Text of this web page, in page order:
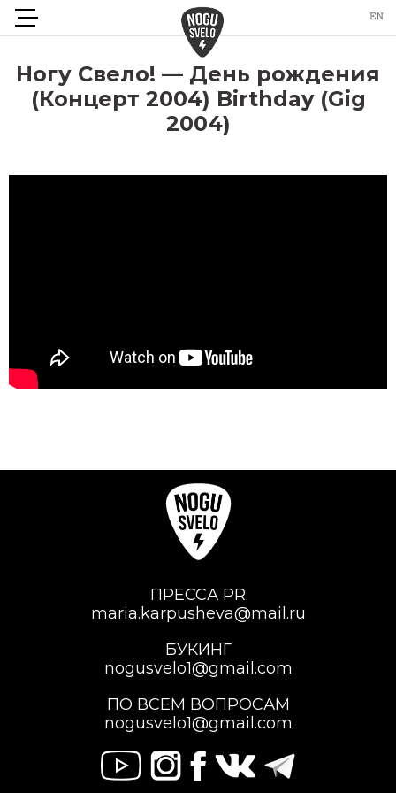
Ногу Свело! — День рождения
(Концерт 2004) Birthday (Gig
2004)
ПРЕССА PR
maria.karpusheva@mail.ru
БУКИНГ
nogusvelo1@gmail.com
ПО ВСЕМ ВОПРОСАМ
nogusvelo1@gmail.com